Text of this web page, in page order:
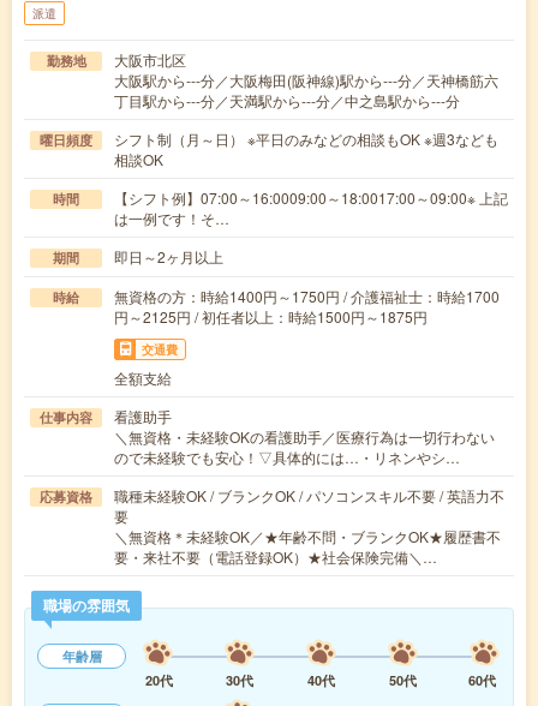
派遣
勤務地
大阪市北区
大阪駅から---分／大阪梅田(阪神線)駅から---分／天神橋筋六
丁目駅から---分／天満駅から---分／中之島駅から---分
曜日頻度
シフト制（月～日） ※平日のみなどの相談もOK ※週3なども
相談OK
時間
【シフト例】07:00～16:0009:00～18:0017:00～09:00※ 上記
は一例です！そ…
期間 即日～2ヶ月以上
時給
無資格の方：時給1400円～1750円 / 介護福祉士：時給1700
円～2125円 / 初任者以上：時給1500円～1875円
交通費
全額支給
仕事内容
看護助手
＼無資格・未経験OKの看護助手／医療行為は一切行わない
ので未経験でも安心！▽具体的には…・リネンやシ…
応募資格
職種未経験OK / ブランクOK / パソコンスキル不要 / 英語力不
要
＼無資格＊未経験OK／★年齢不問・ブランクOK★履歴書不
要・来社不要（電話登録OK）★社会保険完備＼…
職場の雰囲気
年齢層
20代
30代 40代 50代
60代